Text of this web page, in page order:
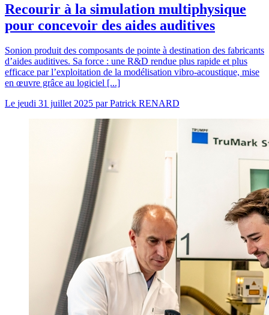
Recourir à la simulation multiphysique
pour concevoir des aides auditives
Sonion produit des composants de pointe à destination des fabricants
d’aides auditives. Sa force : une R&D rendue plus rapide et plus
efficace par l’exploitation de la modélisation vibro-acoustique, mise
en œuvre grâce au logiciel [...]
Le jeudi 31 juillet 2025 parPatrick RENARD